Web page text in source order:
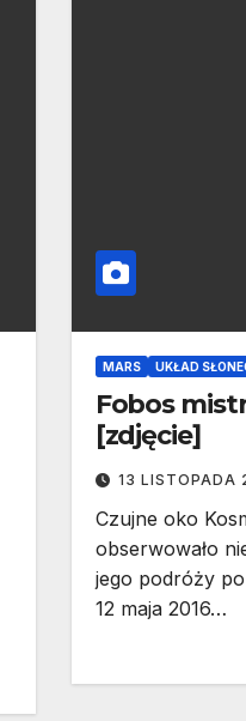
MARS UKŁAD
Fobos
[zdjęcie]
13 LISTOPADA
Czujne oko
obserwowało
jego podróży
12 maja 2016…